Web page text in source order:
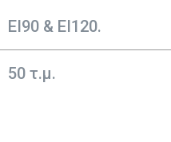
ΕΙ90 & ΕΙ120.
50 τ.μ.